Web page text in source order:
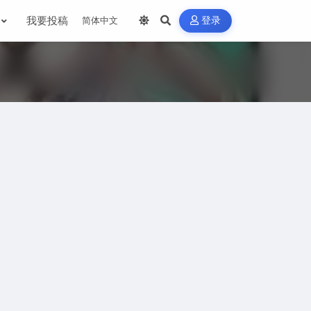
我要投稿 登录